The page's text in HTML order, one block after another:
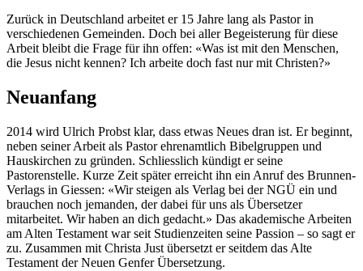
Zurück in Deutschland arbeitet er 15 Jahre lang als Pastor in
verschiedenen Gemeinden. Doch bei aller Begeisterung für diese
Arbeit bleibt die Frage für ihn offen: «Was ist mit den Menschen,
die Jesus nicht kennen? Ich arbeite doch fast nur mit Christen?»
Neuanfang
2014 wird Ulrich Probst klar, dass etwas Neues dran ist. Er beginnt,
neben seiner Arbeit als Pastor ehrenamtlich Bibelgruppen und
Hauskirchen zu gründen. Schliesslich kündigt er seine
Pastorenstelle. Kurze Zeit später erreicht ihn ein Anruf des Brunnen-
Verlags in Giessen: «Wir steigen als Verlag bei der NGÜ ein und
brauchen noch jemanden, der dabei für uns als Übersetzer
mitarbeitet. Wir haben an dich gedacht.» Das akademische Arbeiten
am Alten Testament war seit Studienzeiten seine Passion – so sagt er
zu. Zusammen mit Christa Just übersetzt er seitdem das Alte
Testament der Neuen Genfer Übersetzung.